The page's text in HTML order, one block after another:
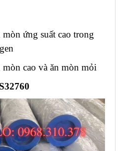
ứng suất cao trong
cao và ăn mòn mỏi